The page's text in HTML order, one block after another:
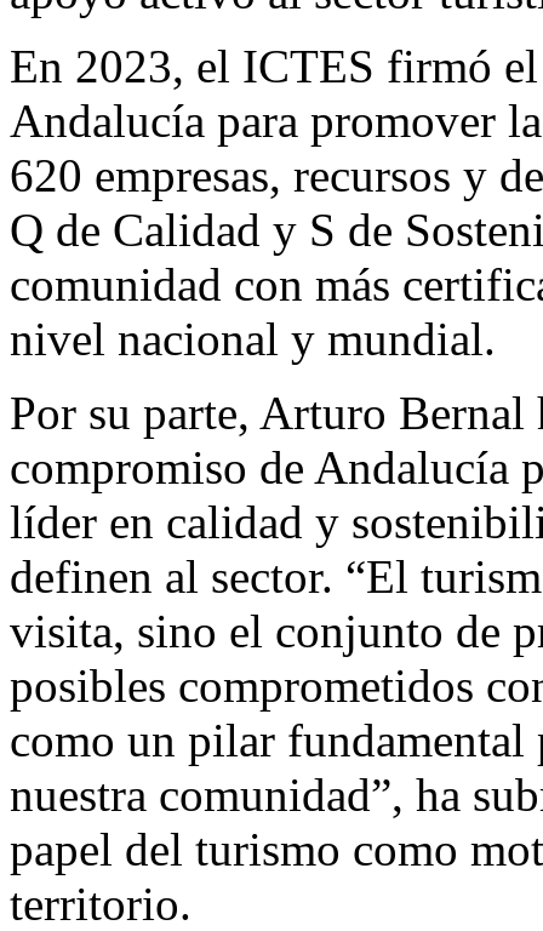
En 2023, el ICTES firmó
Andalucía para promover
620 empresas, recursos y
Q de Calidad y S de
comunidad con más
nivel nacional y mundial.
Por su parte, Arturo Bernal
compromiso de Andalucía
líder en calidad y
definen al sector. “El
visita, sino el conjunto de
posibles comprometidos
como un pilar fundamental
nuestra comunidad”, ha
papel del turismo como
territorio.